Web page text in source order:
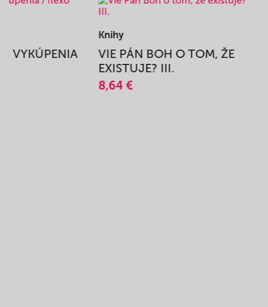
VYKÚPENIA
Knihy
VIE PÁN BOH O TOM, ŽE
EXISTUJE? III.
8,64 €